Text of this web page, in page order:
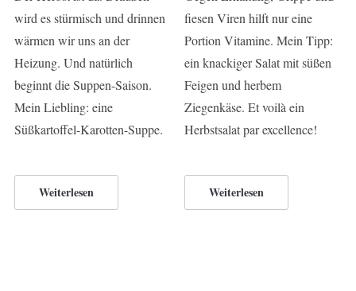
wird es stürmisch und drinnen
wärmen wir uns an der
Heizung. Und natürlich
beginnt die Suppen-Saison.
Mein Liebling: eine
Süßkartoffel-Karotten-Suppe.
Weiterlesen
fiesen Viren hilft nur eine
Portion Vitamine. Mein Tipp:
ein knackiger Salat mit süßen
Feigen und herbem
Ziegenkäse. Et voilà ein
Herbstsalat par excellence!
Weiterlesen